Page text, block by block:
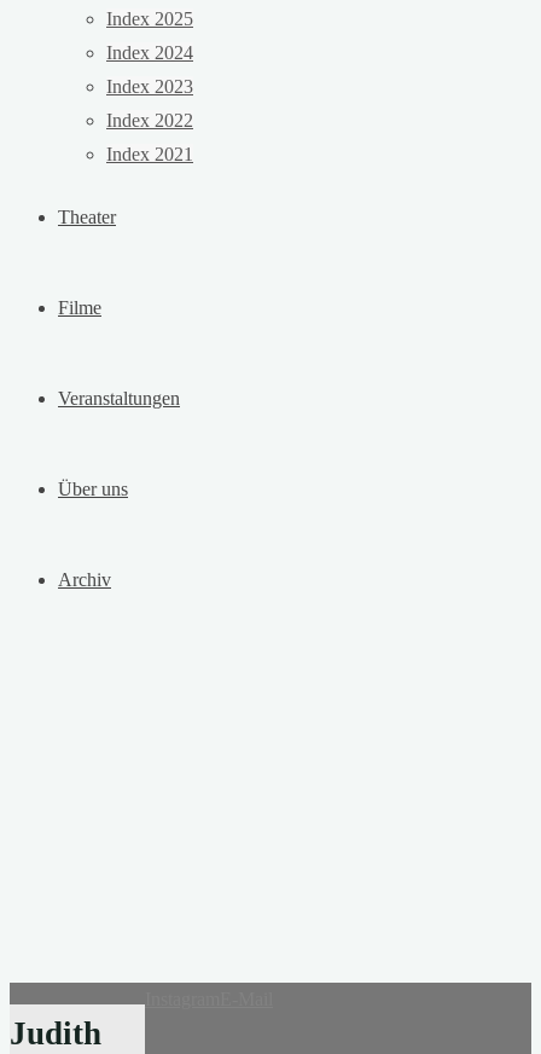
Index 2025
Index 2024
Index 2023
Index 2022
Index 2021
Theater
Filme
Veranstaltungen
Über uns
Archiv
Judith